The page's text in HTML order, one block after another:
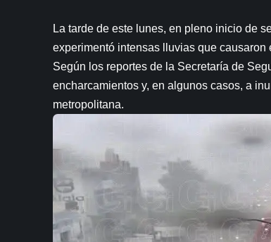
La tarde de este lunes, en pleno inicio de
experimentó intensas lluvias que
Según los reportes de la Secretaría de
encharcamientos y, en algunos casos, a
metropolitana.